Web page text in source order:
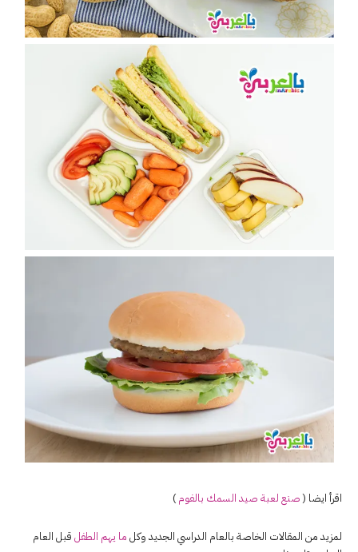
اقرأ ايضا (صنع لعبة صيد السمك بالفوم )
لمزيد من المقالات الخاصة بالعام الدراسي الجديد وكل ما يهم الطفل قبل العام